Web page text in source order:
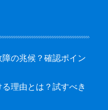
の兆候？確認ポイン
理由とは？試すべき